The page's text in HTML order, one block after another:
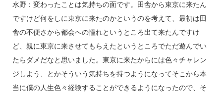
水野：変わったことは気持ちの面です。田舎から東京に来たん
ですけど何をしに東京に来たのかというのを考えて、最初は田
舎の不便さから都会への憧れというところ出て来たんですけ
ど、親に東京に来させてもらえたというところでただ遊んでい
たらダメだなと思いました。東京に来たからには色々チャレン
ジしよう、とかそういう気持ちを持つようになってそこから本
当に僕の人生色々経験することができるようになったので、そ